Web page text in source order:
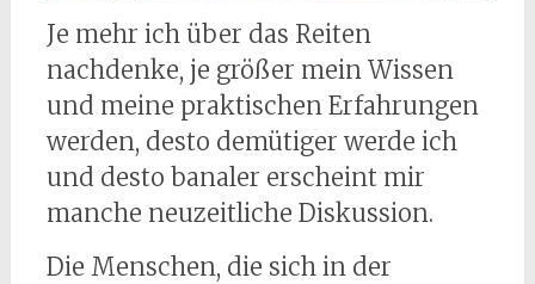
Je mehr ich über das Reiten
nachdenke, je größer mein Wissen
und meine praktischen Erfahrungen
werden, desto demütiger werde ich
und desto banaler erscheint mir
manche neuzeitliche Diskussion.
Die Menschen, die sich in der